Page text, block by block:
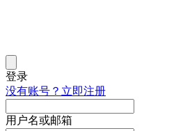
登录
没有账号？立即注册
用户名或邮箱